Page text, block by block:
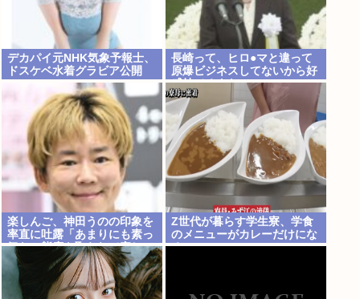
デカパイ元NHK気象予報士、
ドスケベ水着グラビア公開
長崎って、ヒロ●マと違って
原爆ビジネスしてないから好
感持てるよな
楽しんご、神田うのの印象を
率直に吐露「あまりにも素っ
気ない態度を取られて寂し
い」
Z世代が暮らす学生寮、学食
のメニューがカレーだけにな
る